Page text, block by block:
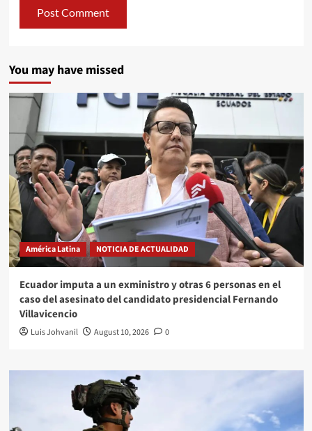
You may have missed
América Latina NOTICIA DE ACTUALIDAD
Ecuador imputa a un exministro y otras 6 personas en el
caso del asesinato del candidato presidencial Fernando
Villavicencio
Luis Johvanil August 10, 2026 0